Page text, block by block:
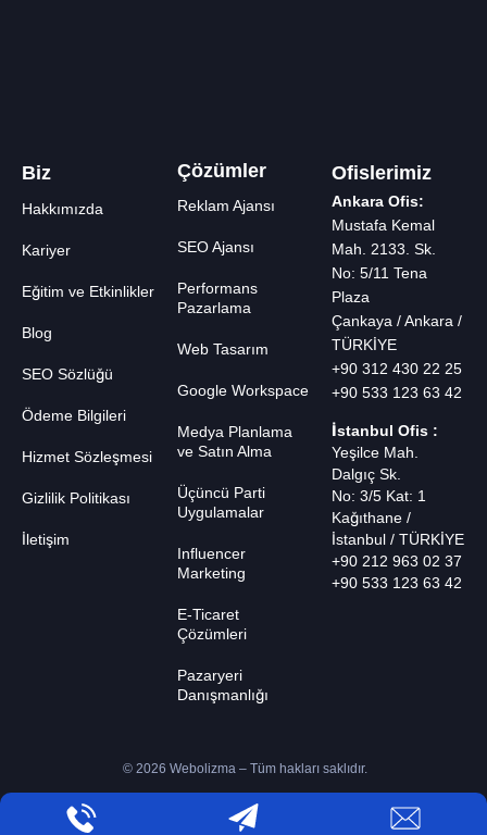
Biz
Hakkımızda
Kariyer
Eğitim ve Etkinlikler
Blog
SEO Sözlüğü
Ödeme Bilgileri
Hizmet Sözleşmesi
Gizlilik Politikası
İletişim
Çözümler
Reklam Ajansı
SEO Ajansı
Performans
Pazarlama
Web Tasarım
Google Workspace
Medya Planlama
ve Satın Alma
Üçüncü Parti
Uygulamalar
Influencer
Marketing
E-Ticaret
Çözümleri
Pazaryeri
Danışmanlığı
Ofislerimiz
Ankara Ofis:
Mustafa Kemal
Mah. 2133. Sk.
No: 5/11 Tena
Plaza
Çankaya / Ankara /
TÜRKİYE
+90 312 430 22 25
+90 533 123 63 42
İstanbul Ofis :
Yeşilce Mah.
Dalgıç Sk.
No: 3/5 Kat: 1
Kağıthane /
İstanbul / TÜRKİYE
+90 212 963 02 37
+90 533 123 63 42
© 2026 Webolizma – Tüm hakları saklıdır.